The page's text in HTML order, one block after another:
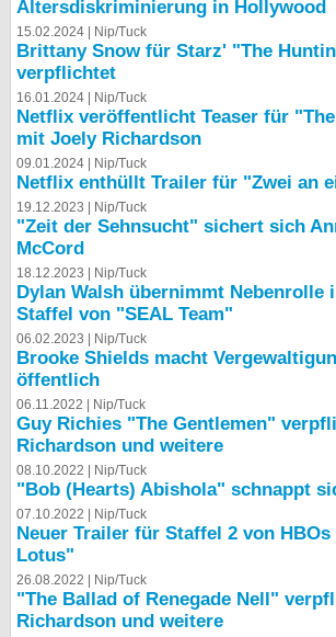
Altersdiskriminierung in Hollywood
15.02.2024 | Nip/Tuck
Brittany Snow für Starz' "The
verpflichtet
16.01.2024 | Nip/Tuck
Netflix veröffentlicht Teaser für
mit Joely Richardson
09.01.2024 | Nip/Tuck
Netflix enthüllt Trailer für "Zwei an
19.12.2023 | Nip/Tuck
"Zeit der Sehnsucht" sichert sich
McCord
18.12.2023 | Nip/Tuck
Dylan Walsh übernimmt Nebenrolle
Staffel von "SEAL Team"
06.02.2023 | Nip/Tuck
Brooke Shields macht
öffentlich
06.11.2022 | Nip/Tuck
Guy Richies "The Gentlemen"
Richardson und weitere
08.10.2022 | Nip/Tuck
"Bob (Hearts) Abishola" schnappt
07.10.2022 | Nip/Tuck
Neuer Trailer für Staffel 2 von
Lotus"
26.08.2022 | Nip/Tuck
"The Ballad of Renegade Nell"
Richardson und weitere